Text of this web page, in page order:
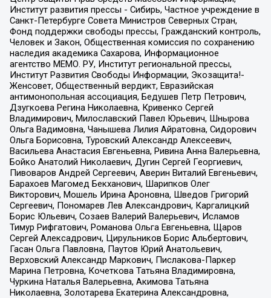
Институт развития прессы - Сибирь, Частное учреждение в
Санкт-Петербурге Совета Министров Северных Стран,
Фонд поддержки свободы прессы, Гражданский контроль,
Человек и Закон, Общественная комиссия по сохранению
наследия академика Сахарова, Информационное
агентство МЕМО. РУ, Институт региональной прессы,
Институт Развития Свободы Информации, Экозащита!-
Женсовет, Общественный вердикт, Евразийская
антимонопольная ассоциация, Бедушев Петр Петрович,
Дзугкоева Регина Николаевна, Кривенко Сергей
Владимирович, Милославский Павел Юрьевич, Шнырова
Ольга Вадимовна, Чанышева Лилия Айратовна, Сидорович
Ольга Борисовна, Туровский Александр Алексеевич,
Васильева Анастасия Евгеньевна, Ривина Анна Валерьевна,
Бойко Анатолий Николаевич, Дугин Сергей Георгиевич,
Пивоваров Андрей Сергеевич, Аверин Виталий Евгеньевич,
Барахоев Магомед Бекханович, Шарипков Олег
Викторович, Мошель Ирина Ароновна, Шведов Григорий
Сергеевич, Пономарев Лев Александрович, Каргалицкий
Борис Юльевич, Созаев Валерий Валерьевич, Исламов
Тимур Рифгатович, Романова Ольга Евгеньевна, Щаров
Сергей Алексадрович, Цирульников Борис Альбертович,
Гасан Ольга Павловна, Паутов Юрий Анатольевич,
Верховский Александр Маркович, Пислакова-Паркер
Марина Петровна, Кочеткова Татьяна Владимировна,
Чуркина Наталья Валерьевна, Акимова Татьяна
Николаевна, Золотарева Екатерина Александровна,